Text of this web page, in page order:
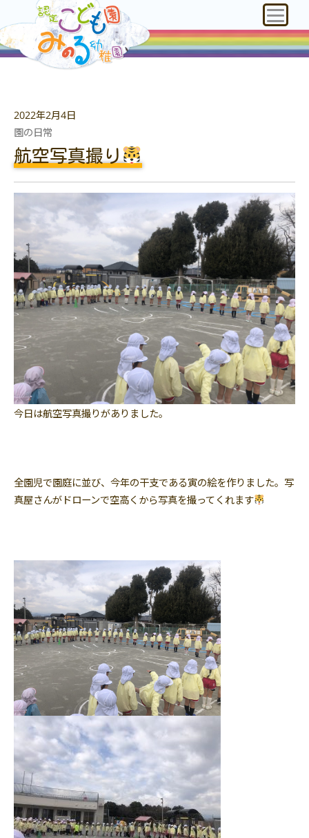
2022年2月4日
園の日常
航空写真撮り
今日は航空写真撮りがありました。
全園児で園庭に並び、今年の干支である寅の絵を作りました。写
真屋さんがドローンで空高くから写真を撮ってくれます